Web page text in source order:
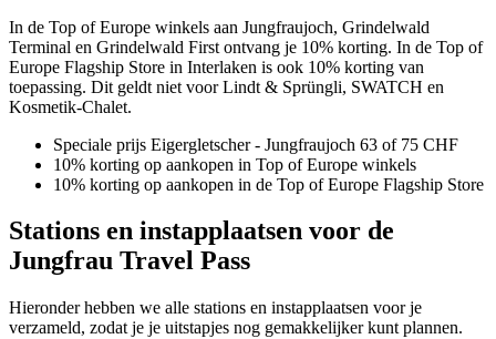
In de Top of Europe winkels aan Jungfraujoch, Grindelwald
Terminal en Grindelwald First ontvang je 10% korting. In de Top of
Europe Flagship Store in Interlaken is ook 10% korting van
toepassing. Dit geldt niet voor Lindt & Sprüngli, SWATCH en
Kosmetik-Chalet.
Speciale prijs Eigergletscher - Jungfraujoch 63 of 75 CHF
10% korting op aankopen in Top of Europe winkels
10% korting op aankopen in de Top of Europe Flagship Store
Stations en instapplaatsen voor de
Jungfrau Travel Pass
Hieronder hebben we alle stations en instapplaatsen voor je
verzameld, zodat je je uitstapjes nog gemakkelijker kunt plannen.